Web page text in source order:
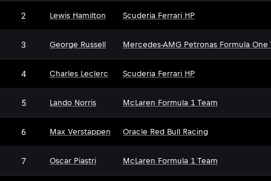
2 Lewis Hamilton Scuderia Ferrari HP
3 George Russell Mercedes-AMG Petronas Formula One
4 Charles Leclerc Scuderia Ferrari HP
5 Lando Norris McLaren Formula 1 Team
6 Max Verstappen Oracle Red Bull Racing
7 Oscar Piastri McLaren Formula 1 Team